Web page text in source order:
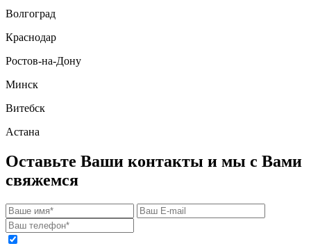
Волгоград
Краснодар
Ростов-на-Дону
Минск
Витебск
Астана
Оставьте Ваши контакты и мы с Вами
свяжемся